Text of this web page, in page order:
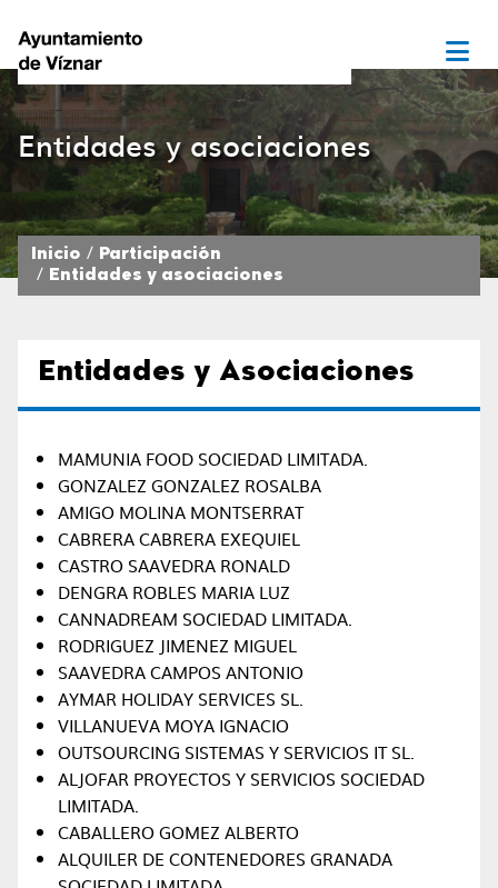
Entidades y asociaciones
Inicio
Participación
Entidades y asociaciones
Entidades y Asociaciones
MAMUNIA FOOD SOCIEDAD LIMITADA.
GONZALEZ GONZALEZ ROSALBA
AMIGO MOLINA MONTSERRAT
CABRERA CABRERA EXEQUIEL
CASTRO SAAVEDRA RONALD
DENGRA ROBLES MARIA LUZ
CANNADREAM SOCIEDAD LIMITADA.
RODRIGUEZ JIMENEZ MIGUEL
SAAVEDRA CAMPOS ANTONIO
AYMAR HOLIDAY SERVICES SL.
VILLANUEVA MOYA IGNACIO
OUTSOURCING SISTEMAS Y SERVICIOS IT SL.
ALJOFAR PROYECTOS Y SERVICIOS SOCIEDAD
LIMITADA.
CABALLERO GOMEZ ALBERTO
ALQUILER DE CONTENEDORES GRANADA